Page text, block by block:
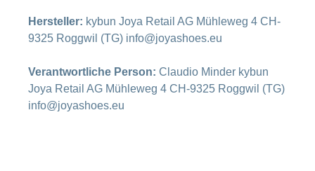
Hersteller: kybun Joya Retail AG Mühleweg 4 CH-
9325 Roggwil (TG) info@joyashoes.eu
Verantwortliche Person: Claudio Minder kybun
Joya Retail AG Mühleweg 4 CH-9325 Roggwil (TG)
info@joyashoes.eu